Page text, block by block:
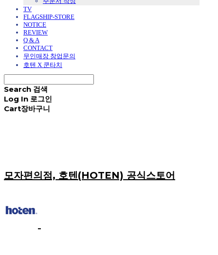
TV
FLAGSHIP-STORE
NOTICE
REVIEW
Q & A
CONTACT
무인매장 창업문의
호텐 X 쿤타치
Search 검색
Log In 로그인
Cart장바구니
모자편의점, 호텐(HOTEN) 공식스토어